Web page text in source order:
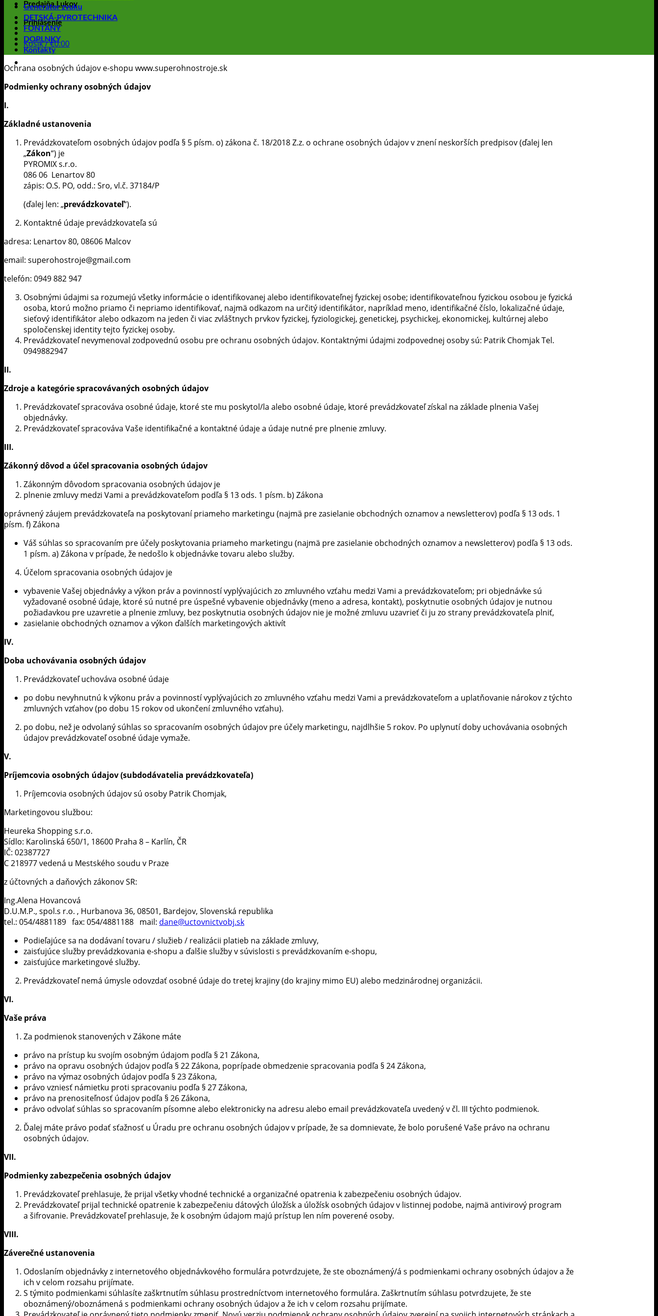
Predajňa Lukov
Prihlásenie
Košík /€0.00
Generátor zvuku
DETSKÁ-PYROTECHNIKA
FONTÁNY
DOPLNKY
Kontakty
Ochrana osobných údajov e-shopu www.superohnostroje.sk
Podmienky ochrany osobných údajov
I.
Základné ustanovenia
Prevádzkovateľom osobných údajov podľa § 5 písm. o) zákona č. 18/2018 Z.z. o ochrane osobných údajov v znení neskorších predpisov (ďalej len
„Zákon“) je
PYROMIX s.r.o.
086 06 Lenartov 80
zápis: O.S. PO, odd.: Sro, vl.č. 37184/P
(ďalej len: „prevádzkovateľ“).
Kontaktné údaje prevádzkovateľa sú
adresa: Lenartov 80, 08606 Malcov
email: superohostroje@gmail.com
telefón: 0949 882 947
Osobnými údajmi sa rozumejú všetky informácie o identifikovanej alebo identifikovateľnej fyzickej osobe; identifikovateľnou fyzickou osobou je fyzická
osoba, ktorú možno priamo či nepriamo identifikovať, najmä odkazom na určitý identifikátor, napríklad meno, identifikačné číslo, lokalizačné údaje,
sieťový identifikátor alebo odkazom na jeden či viac zvláštnych prvkov fyzickej, fyziologickej, genetickej, psychickej, ekonomickej, kultúrnej alebo
spoločenskej identity tejto fyzickej osoby.
Prevádzkovateľ nevymenoval zodpovednú osobu pre ochranu osobných údajov. Kontaktnými údajmi zodpovednej osoby sú: Patrik Chomjak Tel.
0949882947
II.
Zdroje a kategórie spracovávaných osobných údajov
Prevádzkovateľ spracováva osobné údaje, ktoré ste mu poskytol/la alebo osobné údaje, ktoré prevádzkovateľ získal na základe plnenia Vašej
objednávky.
Prevádzkovateľ spracováva Vaše identifikačné a kontaktné údaje a údaje nutné pre plnenie zmluvy.
III.
Zákonný dôvod a účel spracovania osobných údajov
Zákonným dôvodom spracovania osobných údajov je
plnenie zmluvy medzi Vami a prevádzkovateľom podľa § 13 ods. 1 písm. b) Zákona
oprávnený záujem prevádzkovateľa na poskytovaní priameho marketingu (najmä pre zasielanie obchodných oznamov a newsletterov) podľa § 13 ods. 1
písm. f) Zákona
Váš súhlas so spracovaním pre účely poskytovania priameho marketingu (najmä pre zasielanie obchodných oznamov a newsletterov) podľa § 13 ods.
1 písm. a) Zákona v prípade, že nedošlo k objednávke tovaru alebo služby.
Účelom spracovania osobných údajov je
vybavenie Vašej objednávky a výkon práv a povinností vyplývajúcich zo zmluvného vzťahu medzi Vami a prevádzkovateľom; pri objednávke sú
vyžadované osobné údaje, ktoré sú nutné pre úspešné vybavenie objednávky (meno a adresa, kontakt), poskytnutie osobných údajov je nutnou
požiadavkou pre uzavretie a plnenie zmluvy, bez poskytnutia osobných údajov nie je možné zmluvu uzavrieť či ju zo strany prevádzkovateľa plniť,
zasielanie obchodných oznamov a výkon ďalších marketingových aktivít
IV.
Doba uchovávania osobných údajov
Prevádzkovateľ uchováva osobné údaje
po dobu nevyhnutnú k výkonu práv a povinností vyplývajúcich zo zmluvného vzťahu medzi Vami a prevádzkovateľom a uplatňovanie nárokov z týchto
zmluvných vzťahov (po dobu 15 rokov od ukončení zmluvného vzťahu).
po dobu, než je odvolaný súhlas so spracovaním osobných údajov pre účely marketingu, najdlhšie 5 rokov. Po uplynutí doby uchovávania osobných
údajov prevádzkovateľ osobné údaje vymaže.
V.
Príjemcovia osobných údajov (subdodávatelia prevádzkovateľa)
Príjemcovia osobných údajov sú osoby Patrik Chomjak,
Marketingovou službou:
Heureka Shopping s.r.o.
Sídlo: Karolinská 650/1, 18600 Praha 8 – Karlín, ČR
IČ: 02387727
C 218977 vedená u Mestského soudu v Praze
z účtovných a daňových zákonov SR:
Ing.Alena Hovancová
D.U.M.P., spol.s r.o. , Hurbanova 36, 08501, Bardejov, Slovenská republika
tel.: 054/4881189 fax: 054/4881188 mail: dane@uctovnictvobj.sk
Podieľajúce sa na dodávaní tovaru / služieb / realizácii platieb na základe zmluvy,
zaisťujúce služby prevádzkovania e-shopu a ďalšie služby v súvislosti s prevádzkovaním e-shopu,
zaisťujúce marketingové služby.
Prevádzkovateľ nemá úmysle odovzdať osobné údaje do tretej krajiny (do krajiny mimo EU) alebo medzinárodnej organizácii.
VI.
Vaše práva
Za podmienok stanovených v Zákone máte
právo na prístup ku svojím osobným údajom podľa § 21 Zákona,
právo na opravu osobných údajov podľa § 22 Zákona, poprípade obmedzenie spracovania podľa § 24 Zákona,
právo na výmaz osobných údajov podľa § 23 Zákona,
právo vzniesť námietku proti spracovaniu podľa § 27 Zákona,
právo na prenositeľnosť údajov podľa § 26 Zákona,
právo odvolať súhlas so spracovaním písomne alebo elektronicky na adresu alebo email prevádzkovateľa uvedený v čl. III týchto podmienok.
Ďalej máte právo podať sťažnosť u Úradu pre ochranu osobných údajov v prípade, že sa domnievate, že bolo porušené Vaše právo na ochranu
osobných údajov.
VII.
Podmienky zabezpečenia osobných údajov
Prevádzkovateľ prehlasuje, že prijal všetky vhodné technické a organizačné opatrenia k zabezpečeniu osobných údajov.
Prevádzkovateľ prijal technické opatrenie k zabezpečeniu dátových úložísk a úložísk osobných údajov v listinnej podobe, najmä antivirový program
a šifrovanie. Prevádzkovateľ prehlasuje, že k osobným údajom majú prístup len ním poverené osoby.
VIII.
Záverečné ustanovenia
Odoslaním objednávky z internetového objednávkového formulára potvrdzujete, že ste oboznámený/á s podmienkami ochrany osobných údajov a že
ich v celom rozsahu prijímate.
S týmito podmienkami súhlasíte zaškrtnutím súhlasu prostredníctvom internetového formulára. Zaškrtnutím súhlasu potvrdzujete, že ste
oboznámený/oboznámená s podmienkami ochrany osobných údajov a že ich v celom rozsahu prijímate.